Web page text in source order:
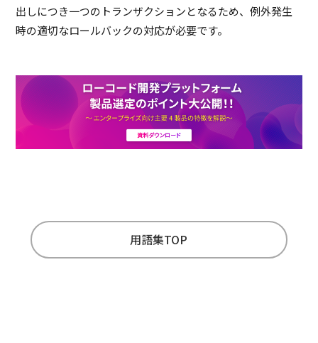
出しにつき一つのトランザクションとなるため、例外発生
時の適切なロールバックの対応が必要です。
用語集TOP